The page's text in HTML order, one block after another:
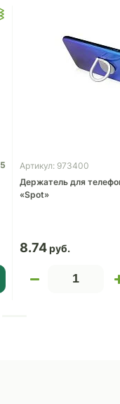
5
Артикул: 973400
Держатель для
«Spot»
8.74